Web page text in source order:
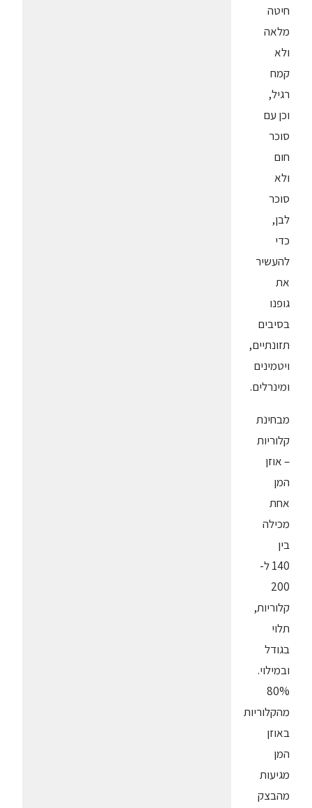
חיטה
מלאה
ולא
קמח
רגיל,
וכן עם
סוכר
חום
ולא
סוכר
לבן,
כדי
להעשיר
את
גופנו
בסיבים
תזונתיים,
ויטמינים
ומינרלים.
מבחינת
קלוריות
– אוזן
המן
אחת
מכילה
בין
140 ל-
200
קלוריות,
תלוי
בגודל
ובמילוי.
80%
מהקלוריות
באוזן
המן
מגיעות
מהבצק